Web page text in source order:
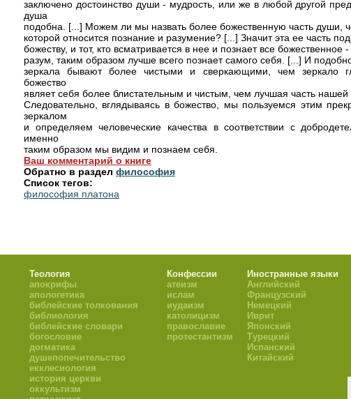
заключено достоинство души - мудрость, или же в любой другой
душа
подобна. [...] Можем ли мы назвать более божественную часть души,
которой относится познание и разумение? [...] Значит эта ее часть
божеству, и тот, кто всматривается в нее и познает все божественное -
разум, таким образом лучше всего познает самого себя. [...] И
зеркала бывают более чистыми и сверкающими, чем зеркало
божество
являет себя более блистательным и чистым, чем лучшая часть
Следовательно, вглядываясь в божество, мы пользуемся этим
зеркалом
и определяем человеческие качества в соответствии с
именно
таким образом мы видим и познаем себя.
Ваш комментарий о книге
Обратно в раздел философия
Список тегов:
философия платона
Теология
апокрифы
апологетика
библейские толкования
библиология
библейские словари
богословие
догматика
душепопечительство
екклесиология
история церкви
оккультизм
Конфессии
атеизм
ислам
иудаизм
католицизм
православие
протестантизм
Иностранные языки
Английский
Французский
Немецкий
Иврит
Японский
Турецкий
Испанский
Китайский